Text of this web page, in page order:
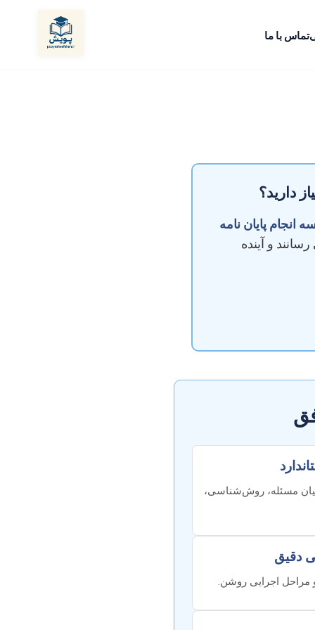
تماس با ما
دارید؟
انجام پایان نامه
و آینده
مسئله، روش‌شناسی،
مراحل اجرایی روشن.